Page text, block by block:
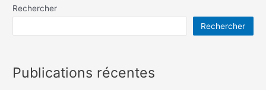
l’article
Rechercher
Rechercher
Publications récentes